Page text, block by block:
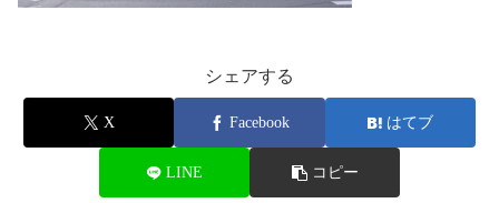
シェアする
X Facebook はてブ
LINE コピー